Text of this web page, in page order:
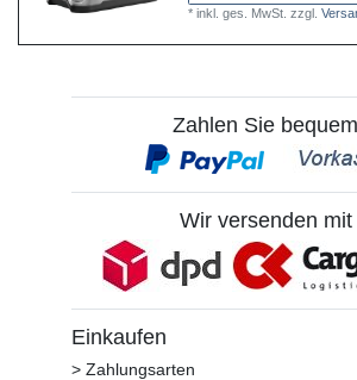
*inkl. ges. MwSt. zzgl.
Zahlen Sie
Wir versenden mit
Einkaufen
> Zahlungsarten